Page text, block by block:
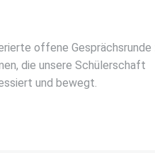
offene Gesprächsrunde
die unsere Schülerschaft
und bewegt.